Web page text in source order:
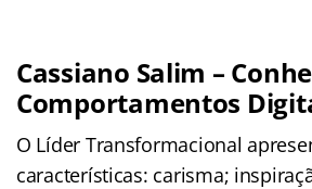
Cassiano Salim –
Comportamentos
O Líder Transformacional
características: carisma;